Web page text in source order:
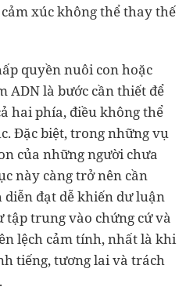
xúc không thể thay thế
quyền nuôi con hoặc
ADN là bước cần thiết để
hai phía, điều không thể
Đặc biệt, trong những vụ
của những người chưa
này càng trở nên cần
diễn đạt dễ khiến dư luận
trung vào chứng cứ và
lệch cảm tính, nhất là khi
tiếng, tương lai và trách